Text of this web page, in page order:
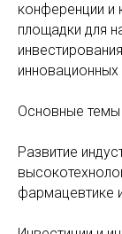
конференции и
площадки для
инновационных
Основные темы
Развитие
фармацевтике